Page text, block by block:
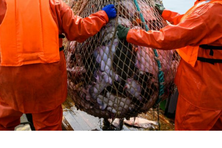
Инфографика
Большая африканская экспедиция
Укрепление духовно-нравственных ценностей
События в России и мире